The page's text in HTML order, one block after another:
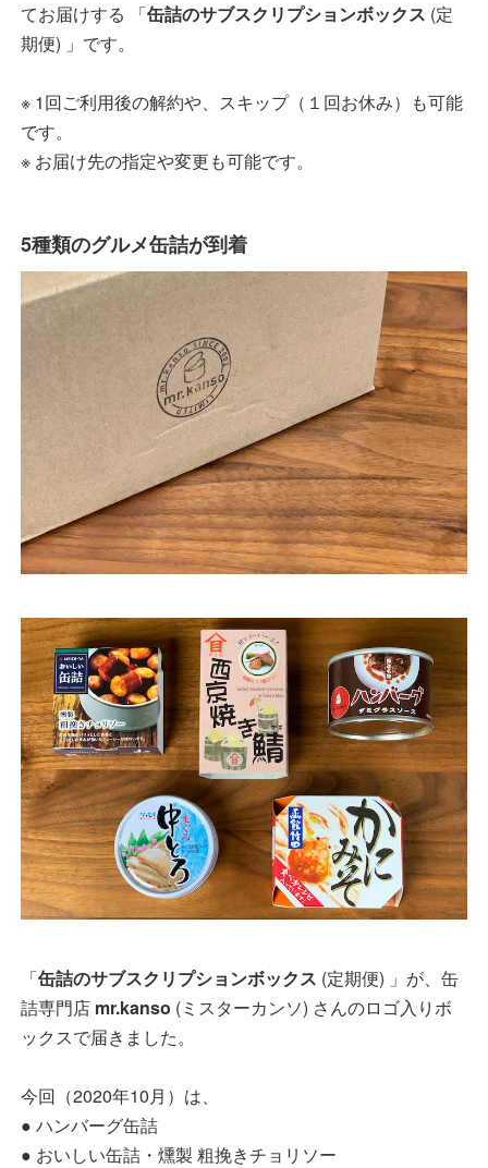
てお届けする 「缶詰のサブスクリプションボックス (定
期便) 」です。
※ 1回ご利用後の解約や、スキップ（１回お休み）も可能
です。
※ お届け先の指定や変更も可能です。
5種類のグルメ缶詰が到着
「缶詰のサブスクリプションボックス (定期便) 」が、缶
詰専門店 mr.kanso (ミスターカンソ) さんのロゴ入りボ
ックスで届きました。
今回（2020年10月）は、
● ハンバーグ缶詰
● おいしい缶詰・燻製 粗挽きチョリソー